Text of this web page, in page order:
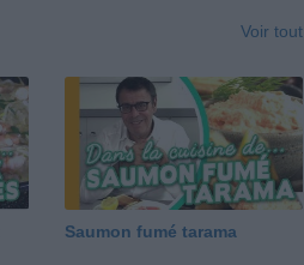
Voir tout
Saumon fumé tarama